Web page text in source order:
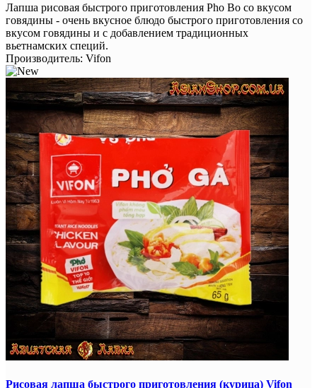
Лапша рисовая быстрого приготовления Pho Bo со вкусом
говядины - очень вкусное блюдо быстрого приготовления со
вкусом говядины и с добавлением традиционных
вьетнамских специй.
Производитель: Vifon
Рисовая лапша быстрого приготовления (курица) Vifon